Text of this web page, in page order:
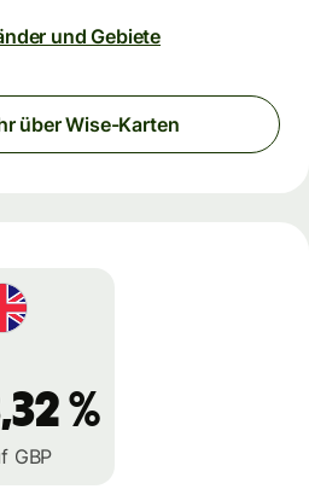
und Gebiete
über Wise-Karten
%
GBP